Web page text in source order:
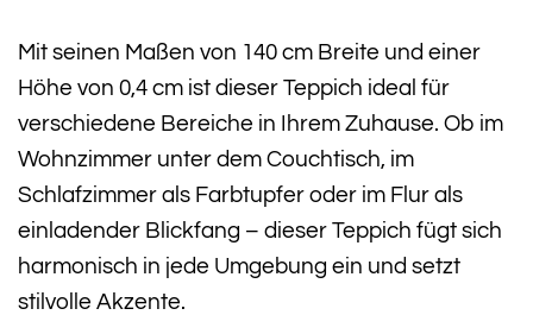
Mit seinen Maßen von 140 cm Breite und einer
Höhe von 0,4 cm ist dieser Teppich ideal für
verschiedene Bereiche in Ihrem Zuhause. Ob im
Wohnzimmer unter dem Couchtisch, im
Schlafzimmer als Farbtupfer oder im Flur als
einladender Blickfang – dieser Teppich fügt sich
harmonisch in jede Umgebung ein und setzt
stilvolle Akzente.